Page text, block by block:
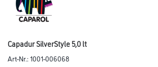
Capadur SilverStyle 5,0 lt
Art-Nr.:1001-006068